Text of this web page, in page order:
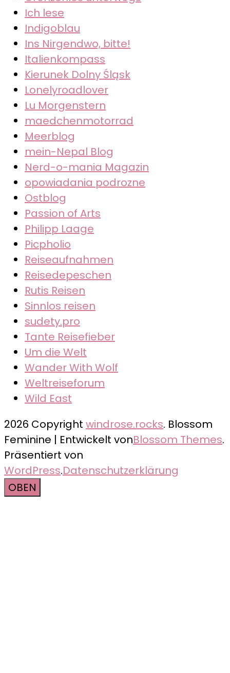
Ich lese
Indigoblau
Ins Nirgendwo, bitte!
Italienkompass
Kierunek Dolny Śląsk
Lonelyroadlover
Lu Morgenstern
maedchenmotorrad
Meerblog
mein-Nepal Blog
Nerd-o-mania Magazin
opowiadania podrozne
Ostblog
Passion of Arts
Philipp Laage
Picpholio
Reiseaufnahmen
Reisedepeschen
Rutis Reisen
Sinnlos reisen
sudety.pro
Tante Reisefieber
Um die Welt
Wander With Wolf
Weltreiseforum
Wild East
2026 Copyright windrose.rocks. Blossom
Feminine | Entwickelt vonBlossom Themes.
Präsentiert von
WordPress.Datenschutzerklärung
OBEN